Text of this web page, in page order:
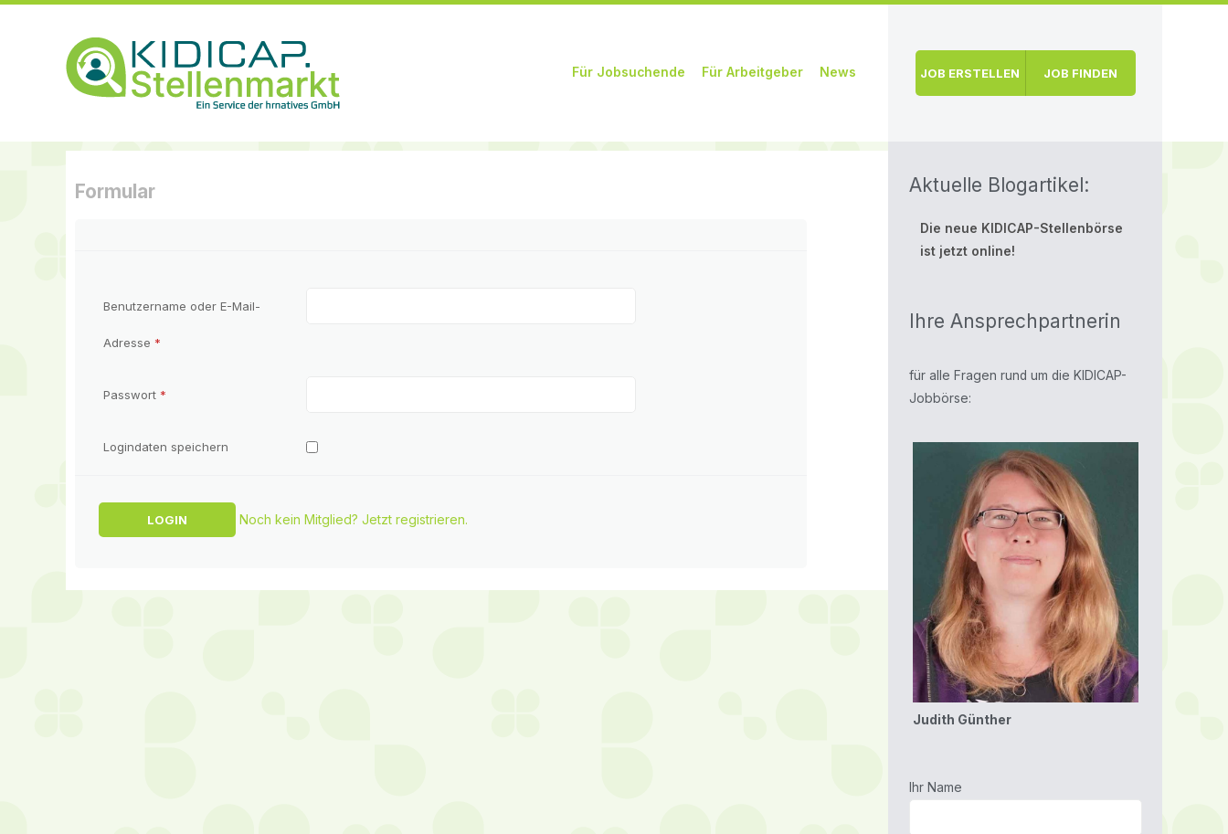
Für Jobsuchende Für Arbeitgeber News JOB ERSTELLEN JOB FINDEN
Formular
Benutzername oder E-Mail-
Adresse *
Passwort *
Logindaten speichern
Noch kein Mitglied? Jetzt registrieren.
Aktuelle Blogartikel:
Die neue KIDICAP-Stellenbörse
ist jetzt online!
Ihre Ansprechpartnerin
für alle Fragen rund um die KIDICAP-
Jobbörse:
Judith Günther
Ihr Name